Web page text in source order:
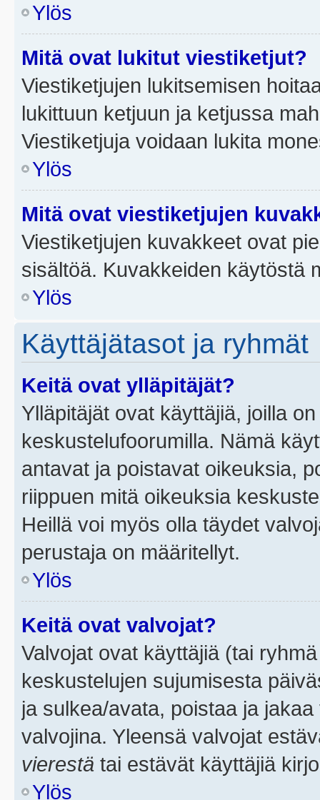
Ylös
Mitä ovat lukitut viestiketjut?
Viestiketjujen lukitsemisen
lukittuun ketjuun ja ketjussa
Viestiketjuja voidaan lukita
Ylös
Mitä ovat viestiketjujen
Viestiketjujen kuvakkeet ovat
sisältöä. Kuvakkeiden käytöstä
Ylös
Käyttäjätasot ja ryhmät
Keitä ovat ylläpitäjät?
Ylläpitäjät ovat käyttäjiä, joilla
keskustelufoorumilla. Nämä
antavat ja poistavat oikeuksia,
riippuen mitä oikeuksia
Heillä voi myös olla täydet
perustaja on määritellyt.
Ylös
Keitä ovat valvojat?
Valvojat ovat käyttäjiä (tai
keskustelujen sujumisesta
ja sulkea/avata, poistaa ja
valvojina. Yleensä valvojat
vierestä tai estävät käyttäjiä
Ylös